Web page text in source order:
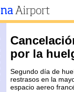
por la
Segundo día de
restrasos en la
espacio aereo